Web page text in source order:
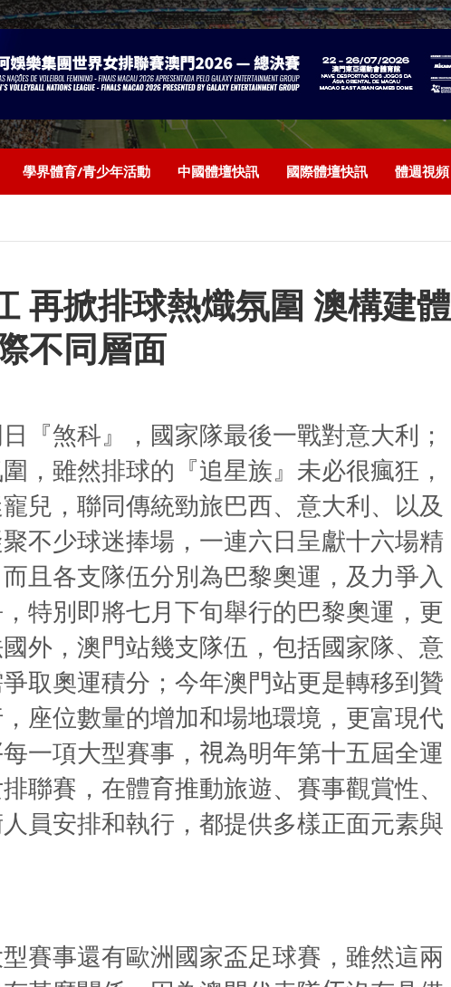
學界體育/青少年活動 中國體壇快訊 國際體壇快訊 體週視頻
再掀排球熱熾氛圍 澳構建體
不同層面
『煞科』，國家隊最後一戰對意大利；
，雖然排球的『追星族』未必很瘋狂，
兒，聯同傳統勁旅巴西、意大利、以及
不少球迷捧場，一連六日呈獻十六場精
且各支隊伍分別為巴黎奧運，及力爭入
特別即將七月下旬舉行的巴黎奧運，更
外，澳門站幾支隊伍，包括國家隊、意
取奧運積分；今年澳門站更是轉移到贊
座位數量的增加和場地環境，更富現代
每一項大型賽事， 視為明年第十五屆全運
聯賽，在體育推動旅遊、賽事觀賞性、
員安排和執行，都提供多樣正面元素與
賽事還有歐洲國家盃足球賽，雖然這兩